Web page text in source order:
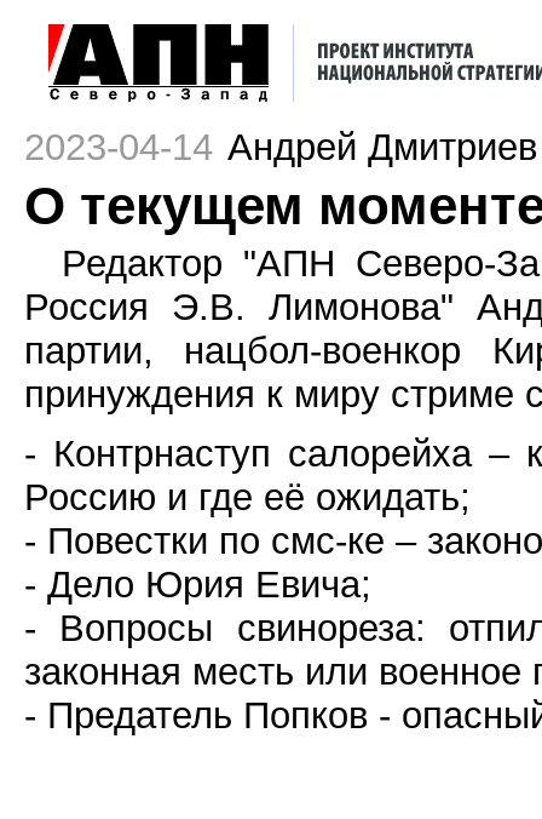
2023-04-14 Андрей Дмитриев
О текущем
Редактор "АПН Северо-
Россия Э.В. Лимонова"
партии, нацбол-военкор
принуждения к миру стриме
- Контрнаступ салорейха –
Россию и где её ожидать;
- Повестки по смс-ке –
- Дело Юрия Евича;
- Вопросы свинореза:
законная месть или военное
- Предатель Попков -